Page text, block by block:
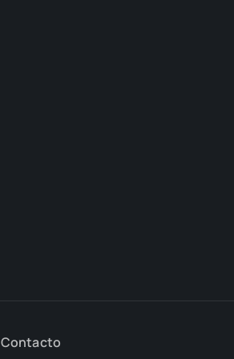
Con­tac­to